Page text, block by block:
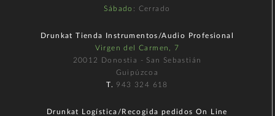
Sábado : Cerrado
Drunkat Tienda Instrumentos/Audio Profesional
Virgen del Carmen, 7
20012 Donostia - San Sebastián
Guipúzcoa
T. 943 324 618
Drunkat Logística/Recogida pedidos On Line